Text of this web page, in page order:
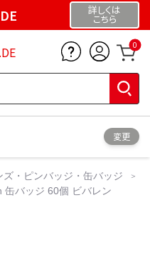
詳しくは
こちら
0
変更
ズ・ピンバッジ・缶バッジ
缶バッジ 60個 ビバレン